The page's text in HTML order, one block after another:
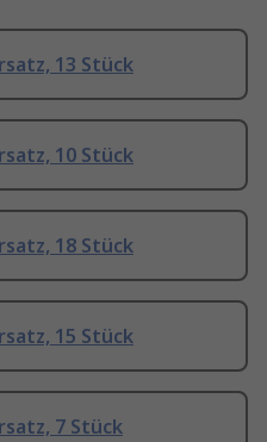
13 Stück
10 Stück
18 Stück
15 Stück
7 Stück